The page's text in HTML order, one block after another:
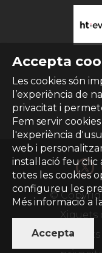
Accepta
Les cookies són
l’experiència de
privacitat i
Fem servir
l'experiència
web i
instal·lació feu
totes les cookies
configureu les
Més informació a
Accepta
©
Xiquets
reservats |